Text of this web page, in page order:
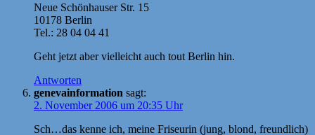
Neue Schönhauser Str. 15
10178 Berlin
Tel.: 28 04 04 41
Geht jetzt aber vielleicht auch tout Berlin hin.
Antworten
genevainformation sagt:
2. November 2006 um 20:35 Uhr
Sch…das kenne ich, meine Friseurin (jung, blond, freundlich)